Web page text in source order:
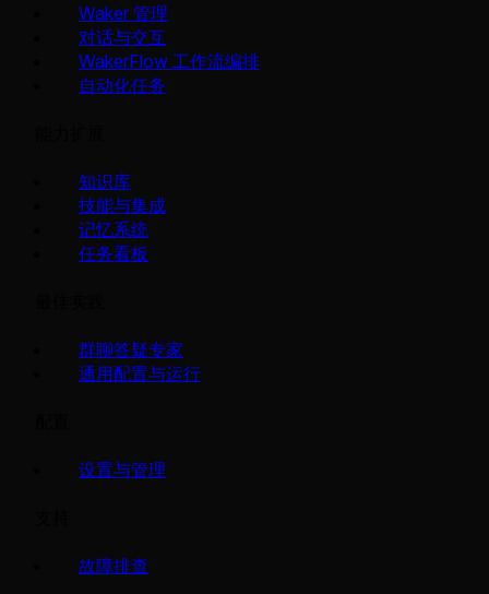
Waker 管理
对话与交互
WakerFlow 工作流编排
自动化任务
知识库
技能与集成
记忆系统
任务看板
群聊答疑专家
通用配置与运行
设置与管理
故障排查